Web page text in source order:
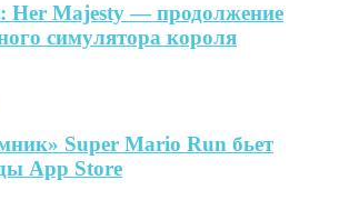
Her Majesty — продолжение
симулятора короля
Super Mario Run бьет
App Store